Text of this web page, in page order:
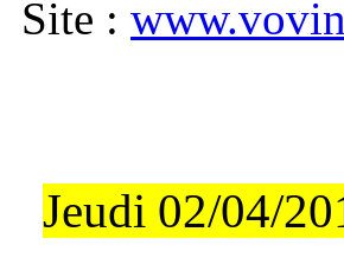
Site :
Jeudi 02/04/